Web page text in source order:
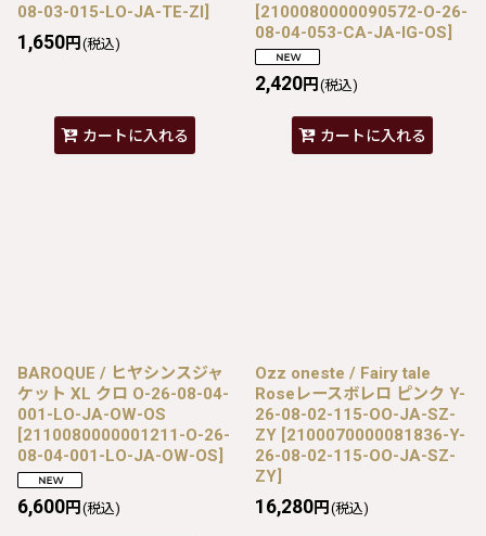
08-03-015-LO-JA-TE-ZI]
1,650円 (税込)
カートに入れる
[2100080000090572-O-26-
08-04-053-CA-JA-IG-OS]
2,420円 (税込)
カートに入れる
BAROQUE / ヒヤシンスジャ
ケット XL クロ O-26-08-04-
001-LO-JA-OW-OS
[2110080000001211-O-26-
08-04-001-LO-JA-OW-OS]
6,600円 (税込)
Ozz oneste / Fairy tale
Roseレースボレロ ピンク Y-
26-08-02-115-OO-JA-SZ-
ZY [2100070000081836-Y-
26-08-02-115-OO-JA-SZ-
ZY]
16,280円 (税込)